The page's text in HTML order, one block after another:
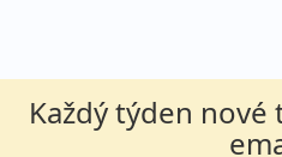
Každý týden nové